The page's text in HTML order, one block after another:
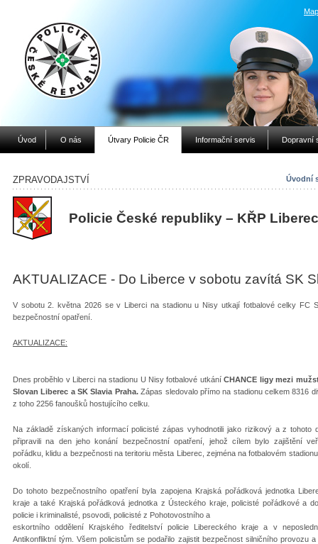
Úvod O nás Útvary Policie ČR Informační servis Dopravní
Úvodní
ZPRAVODAJSTVÍ
Policie České republiky – KŘP
AKTUALIZACE - Do Liberce v sobotu zavítá SK
V sobotu 2. května 2026 se v Liberci na stadionu u Nisy utkají fotbalové celky FC
bezpečnostní opatření.
AKTUALIZACE:
Dnes proběhlo v Liberci na stadionu U Nisy fotbalové utkáníCHANCE ligy mezi
Slovan Liberec a SK Slavia Praha.Zápas sledovalo přímo na stadionu celkem 8316
z toho 2256 fanoušků hostujícího celku.
Na základě získaných informací policisté zápas vyhodnotili jako rizikový a z tohoto
připravili na den jeho konání bezpečnostní opatření, jehož cílem bylo zajištění
pořádku, klidu a bezpečnosti na teritoriu města Liberec, zejména na fotbalovém
okolí.
Do tohoto bezpečnostního opatření byla zapojena Krajská pořádková jednotka
kraje a také Krajská pořádková jednotka z Ústeckého kraje, policisté pořádkové a
policie i kriminalisté, psovodi, policisté z Pohotovostního a
eskortního oddělení Krajského ředitelství policie Libereckého kraje a v
Antikonfliktní tým. Všem policistům se podařilo zajistit bezpečnost silničního provozu a